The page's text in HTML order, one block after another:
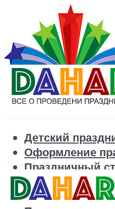
Детский
Оформление
Праздничный
Корпоратив
Поздравления